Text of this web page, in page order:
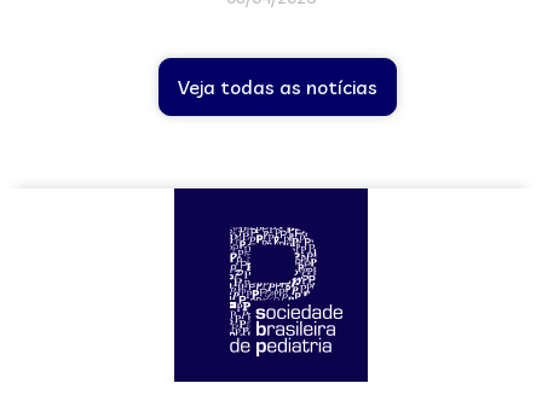
Veja todas as notícias